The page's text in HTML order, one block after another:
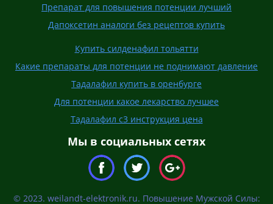
Препарат для повышения потенции лучший
Дапоксетин аналоги без рецептов купить
Купить силденафил тольятти
Какие препараты для потенции не поднимают давление
Тадалафил купить в оренбурге
Для потенции какое лекарство лучшее
Тадалафил с3 инструкция цена
Мы в социальных сетях
© 2023. weilandt-elektronik.ru. Повышение Мужской Силы: